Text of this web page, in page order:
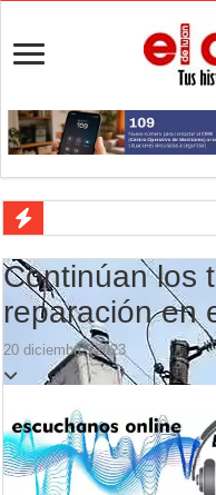
Actividades en Luján: qué
Salud mental: Luján puso el
Turismo en Luján: las
Ronda de Negocios: Luján
Campeonato TC JK: Diego
Jubilación en Argentina:
Continúan los
reparación en
20 diciembre, 2023